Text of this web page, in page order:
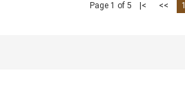
Page 1 of 5 |< << 1